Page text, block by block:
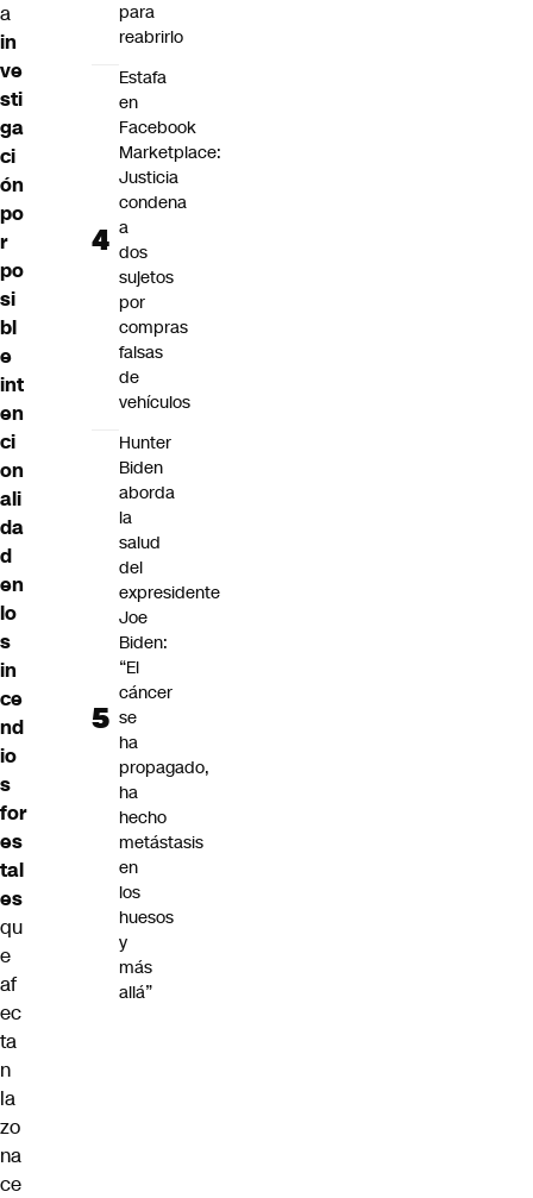
a
in
ve
sti
ga
ci
ón
po
r
po
si
bl
e
int
en
ci
on
ali
da
d
en
lo
s
in
ce
nd
io
s
for
es
tal
es
qu
e
af
ec
ta
n
la
zo
na
ce
para
reabrirlo
Estafa
en
Facebook
Marketplace:
Justicia
condena
a
dos
sujetos
por
compras
falsas
de
vehículos
Hunter
Biden
aborda
la
salud
del
expresidente
Joe
Biden:
“El
cáncer
se
ha
propagado,
ha
hecho
metástasis
en
los
huesos
y
más
allá”